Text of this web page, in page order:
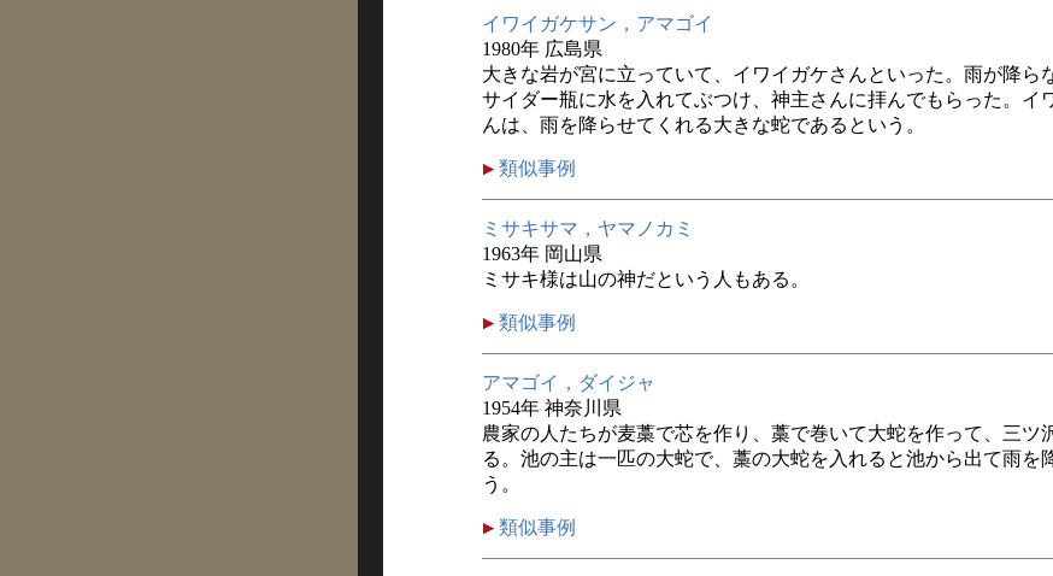
イワイガケサン，アマゴイ
1980年 広島県
大きな岩が宮に立っていて、イワイガケさんといった。雨が降ら
サイダー瓶に水を入れてぶつけ、神主さんに拝んでもらった。イ
んは、雨を降らせてくれる大きな蛇であるという。
類似事例
ミサキサマ，ヤマノカミ
1963年 岡山県
ミサキ様は山の神だという人もある。
類似事例
アマゴイ，ダイジャ
1954年 神奈川県
農家の人たちが麦藁で芯を作り、藁で巻いて大蛇を作って、三ツ
る。池の主は一匹の大蛇で、藁の大蛇を入れると池から出て雨を
う。
類似事例